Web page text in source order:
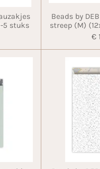
5 stuks
Beads by
streep (M)
€